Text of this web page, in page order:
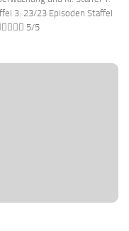
3: 23/23 Episoden Staffel
5/5